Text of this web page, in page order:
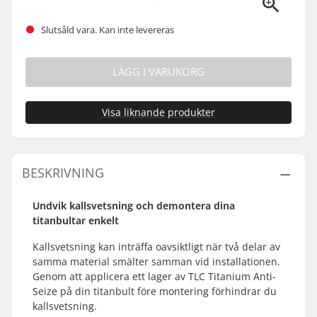
Slutsåld vara. Kan inte levereras
LÄGG I VARUKORG
Visa liknande produkter
BESKRIVNING
Undvik kallsvetsning och demontera dina
titanbultar enkelt
Kallsvetsning kan inträffa oavsiktligt när två delar av
samma material smälter samman vid installationen.
Genom att applicera ett lager av TLC Titanium Anti-
Seize på din titanbult före montering förhindrar du
kallsvetsning.